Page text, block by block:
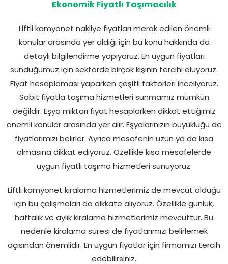
Ekonomik Fiyatlı Taşımacılık
Liftli kamyonet nakliye fiyatları merak edilen önemli
konular arasında yer aldığı için bu konu hakkında da
detaylı bilgilendirme yapıyoruz. En uygun fiyatları
sunduğumuz için sektörde birçok kişinin tercihi oluyoruz.
Fiyat hesaplaması yaparken çeşitli faktörleri inceliyoruz.
Sabit fiyatla taşıma hizmetleri sunmamız mümkün
değildir. Eşya miktarı fiyat hesaplarken dikkat ettiğimiz
önemli konular arasında yer alır. Eşyalarınızın büyüklüğü de
fiyatlarımızı belirler. Ayrıca mesafenin uzun ya da kısa
olmasına dikkat ediyoruz. Özellikle kısa mesafelerde
uygun fiyatlı taşıma hizmetleri sunuyoruz.
Liftli kamyonet kiralama hizmetlerimiz de mevcut olduğu
için bu çalışmaları da dikkate alıyoruz. Özellikle günlük,
haftalık ve aylık kiralama hizmetlerimiz mevcuttur. Bu
nedenle kiralama süresi de fiyatlarımızı belirlemek
açısından önemlidir. En uygun fiyatlar için firmamızı tercih
edebilirsiniz.